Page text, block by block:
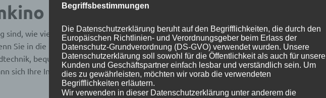
System Installieren
sind, wie viel Sie investieren sollen, denken Sie daran, wie viel Sie für einen
Sie in die richtige Ausrüstung investieren, können Sie sich dieses Erlebnis mit
bequemen Sitzgelegenheiten und gedämpfter Beleuchtung nach Hause
sich Ihre Investition auszahlen.
Begriffsbestimmungen
Die Datenschutzerklärung beruht auf den Begrifflichkeiten, die durch den
Europäischen Richtlinien- und Verordnungsgeber beim Erlass der
Datenschutz-Grundverordnung (DS-GVO) verwendet wurden. Unsere
Datenschutzerklärung soll sowohl für die Öffentlichkeit als auch für unsere
Kunden und Geschäftspartner einfach lesbar und verständlich sein. Um
dies zu gewährleisten, möchten wir vorab die verwendeten
Begrifflichkeiten erläutern.
Wir verwenden in dieser Datenschutzerklärung unter anderem die